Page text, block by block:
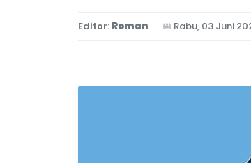
Editor: Roman 📅 Rabu, 03 Juni